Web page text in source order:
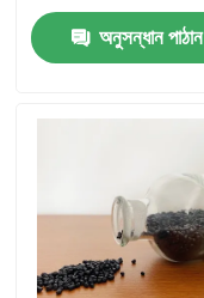
পণ্য
ভিডিও
অনুসন্ধান পাঠান